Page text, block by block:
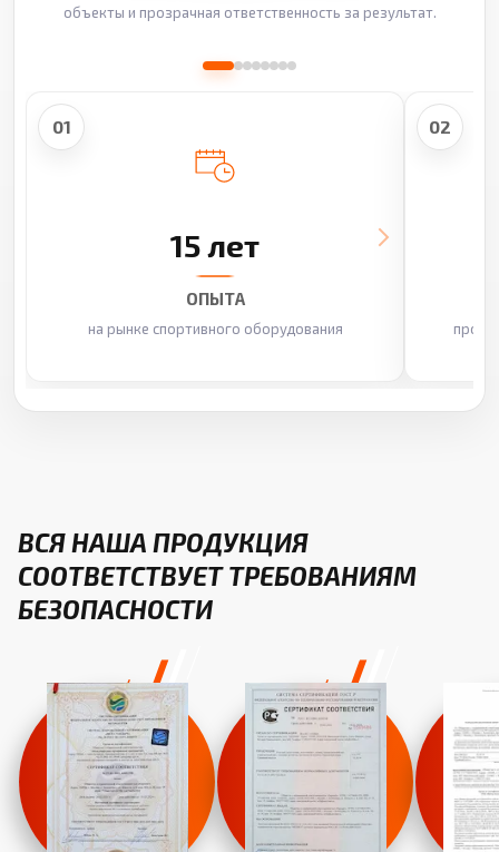
объекты и прозрачная ответственность за результат.
01
15 лет
ОПЫТА
на рынке спортивного оборудования
02
ВСЯ НАША ПРОДУКЦИЯ
СООТВЕТСТВУЕТ ТРЕБОВАНИЯМ
БЕЗОПАСНОСТИ